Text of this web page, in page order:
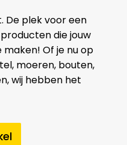
De plek voor een
die jouw
Of je nu op
moeren, bouten,
wij hebben het